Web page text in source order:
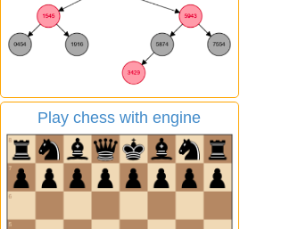
Play chess with engine